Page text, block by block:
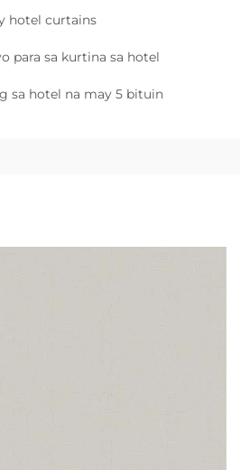
hotel curtains
para sa kurtina sa hotel
sa hotel na may 5 bituin